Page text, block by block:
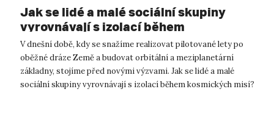
Jak se lidé a malé sociální skupiny
vyrovnávají s izolací během
vesmírných misí?
V dnešní době, kdy se snažíme realizovat pilotované lety po
oběžné dráze Země a budovat orbitální a meziplanetární
základny, stojíme před novými výzvami. Jak se lidé a malé
sociální skupiny vyrovnávají s izolací během kosmických misí?